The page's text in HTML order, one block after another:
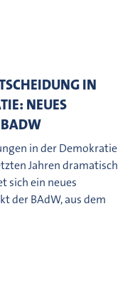
IN
NEUES
BADW
in der Demokratie
Jahren dramatisch
sich ein neues
der BAdW, aus dem